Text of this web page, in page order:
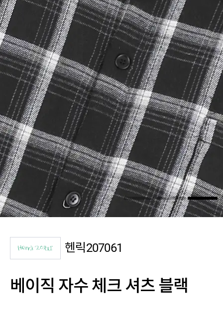
헨릭207061
베이직 자수 체크 셔츠 블랙